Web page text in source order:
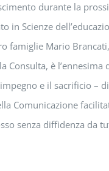
durante la
Scienze
famiglie Mario
è
e il sacrificio –
Comunicazione
senza diffidenza da